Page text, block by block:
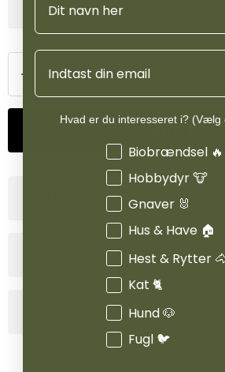
Tilføj til kurv
Produktinformation
Email
Hvad er du interesseret i? (Vælg
Interesser
Biobrændsel 🔥
Hobbydyr 🐮
Gnaver 🐰
Hus & Have 🏠
Hest & Rytter
Kat 🐈
Hund 🐶
Fugl 🐦